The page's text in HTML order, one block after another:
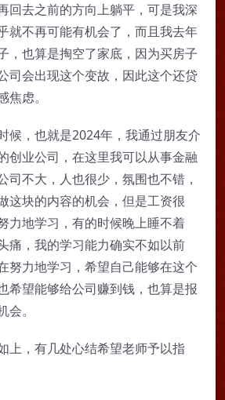
回去之前的方向上躺平，可是我深
就不再可能有机会了，而且我去年
，也算是掏空了家底，因为买房子
司会出现这个变故，因此这个还贷
虑。
候，也就是2024年，我通过朋友介
创业公司，在这里我可以从事金融
司不大，人也很少，氛围也不错，
这块的内容的机会，但是工资很
力地学习，有的时候晚上睡不着
痛，我的学习能力确实不如以前
努力地学习，希望自己能够在这个
希望能够给公司赚到钱，也算是报
。
上，有几处心结希望老师予以指